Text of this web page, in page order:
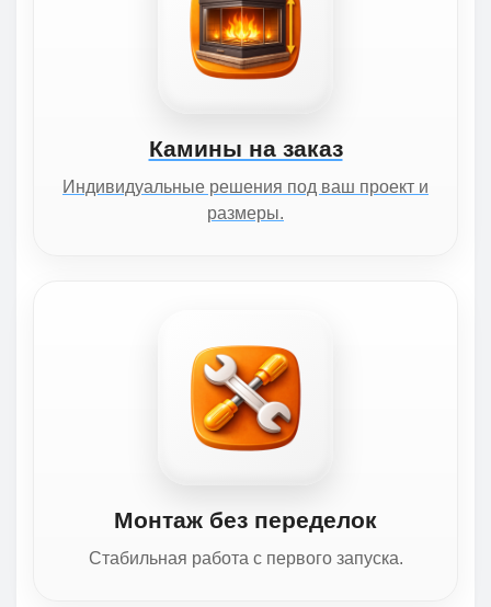
Камины на заказ
Индивидуальные решения под ваш проект и
размеры.
Монтаж без переделок
Стабильная работа с первого запуска.